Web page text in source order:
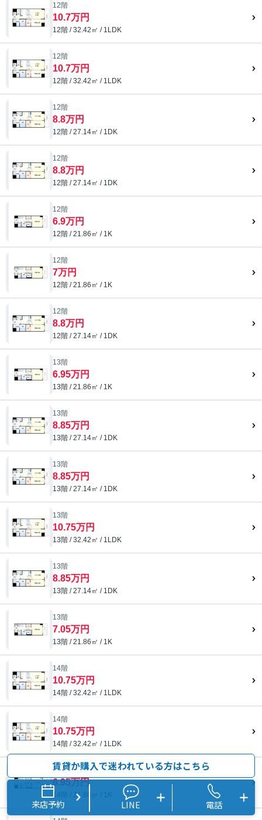
12階
10.7万円
12階 / 32.42㎡ / 1LDK
12階
10.7万円
12階 / 32.42㎡ / 1LDK
12階
8.8万円
12階 / 27.14㎡ / 1DK
12階
8.8万円
12階 / 27.14㎡ / 1DK
12階
6.9万円
12階 / 21.86㎡ / 1K
12階
7万円
12階 / 21.86㎡ / 1K
12階
8.8万円
12階 / 27.14㎡ / 1DK
13階
6.95万円
13階 / 21.86㎡ / 1K
13階
8.85万円
13階 / 27.14㎡ / 1DK
13階
8.85万円
13階 / 27.14㎡ / 1DK
13階
10.75万円
13階 / 32.42㎡ / 1LDK
13階
8.85万円
13階 / 27.14㎡ / 1DK
13階
7.05万円
13階 / 21.86㎡ / 1K
14階
10.75万円
14階 / 32.42㎡ / 1LDK
14階
10.75万円
14階 / 32.42㎡ / 1LDK
14階
6.95万円
14階 / 21.86㎡ / 1K
賃貸か購入で迷われている方はこちら
来店予約 LINE 電話